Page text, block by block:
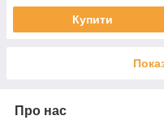
Купити
Про нас